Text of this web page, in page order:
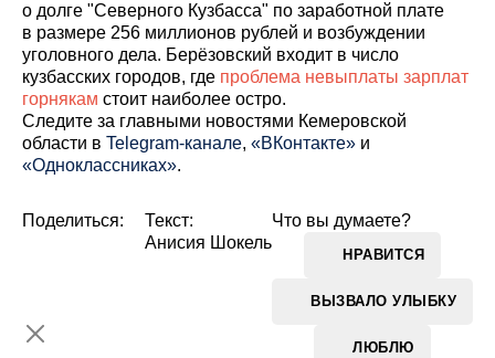
о долге "Северного Кузбасса" по заработной плате
в размере 256 миллионов рублей и возбуждении
уголовного дела. Берёзовский входит в число
кузбасских городов, где проблема невыплаты зарплат
горнякам стоит наиболее остро.
Cледите за главными новостями Кемеровской
области в Telegram-канале, «ВКонтакте» и
«Одноклассниках».
Что вы думаете?
НРАВИТСЯ
ВЫЗВАЛО УЛЫБКУ
ЛЮБЛЮ
Поделиться:
Текст:
Анисия Шокель